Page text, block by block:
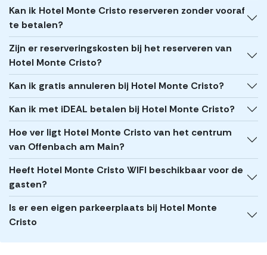
Kan ik Hotel Monte Cristo reserveren zonder vooraf
te betalen?
Zijn er reserveringskosten bij het reserveren van
Hotel Monte Cristo?
Kan ik gratis annuleren bij Hotel Monte Cristo?
Kan ik met iDEAL betalen bij Hotel Monte Cristo?
Hoe ver ligt Hotel Monte Cristo van het centrum
van Offenbach am Main?
Heeft Hotel Monte Cristo WIFI beschikbaar voor de
gasten?
Is er een eigen parkeerplaats bij Hotel Monte
Cristo